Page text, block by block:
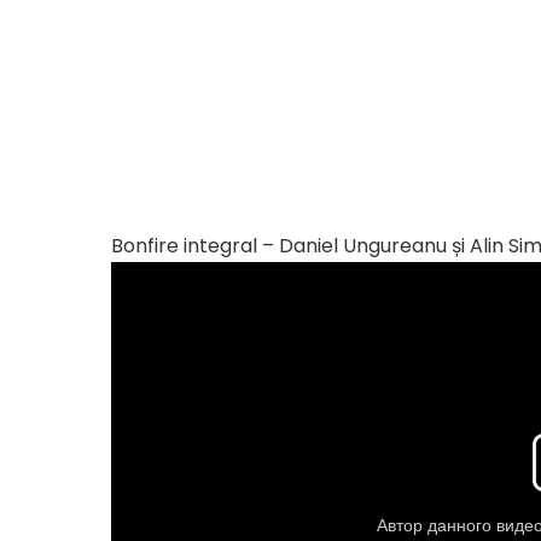
Bonfire integral – Daniel Ungureanu și Alin